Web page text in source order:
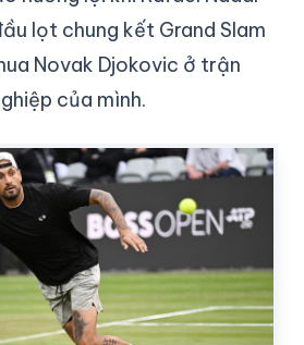
lọt chung kết Grand Slam
Novak Djokovic ở trận
của mình.